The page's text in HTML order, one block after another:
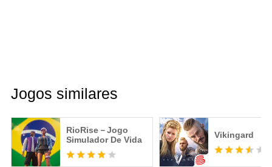
Jogos similares
RioRise－Jogo
Simulador De Vida
Vikingard